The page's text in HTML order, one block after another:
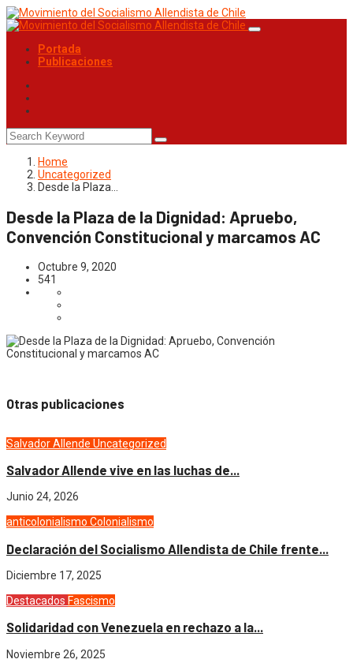
Portada
Publicaciones
Home
Uncategorized
Desde la Plaza…
Desde la Plaza de la Dignidad: Apruebo,
Convención Constitucional y marcamos AC
Octubre 9, 2020
541
Otras publicaciones
Salvador Allende Uncategorized
Salvador Allende vive en las luchas de...
Junio 24, 2026
anticolonialismo Colonialismo
Declaración del Socialismo Allendista de Chile frente...
Diciembre 17, 2025
Destacados Fascismo
Solidaridad con Venezuela en rechazo a la...
Noviembre 26, 2025